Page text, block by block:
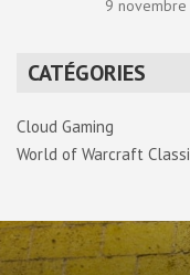
9
CATÉGORIES
Cloud Gaming
World of Warcraft